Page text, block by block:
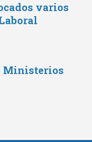
varios
Ministerios